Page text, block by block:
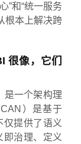
”和“统一服务
根本上解决跨
很像，它们
是一个架构理
）是基于
仅提供了语义
即治理、定义